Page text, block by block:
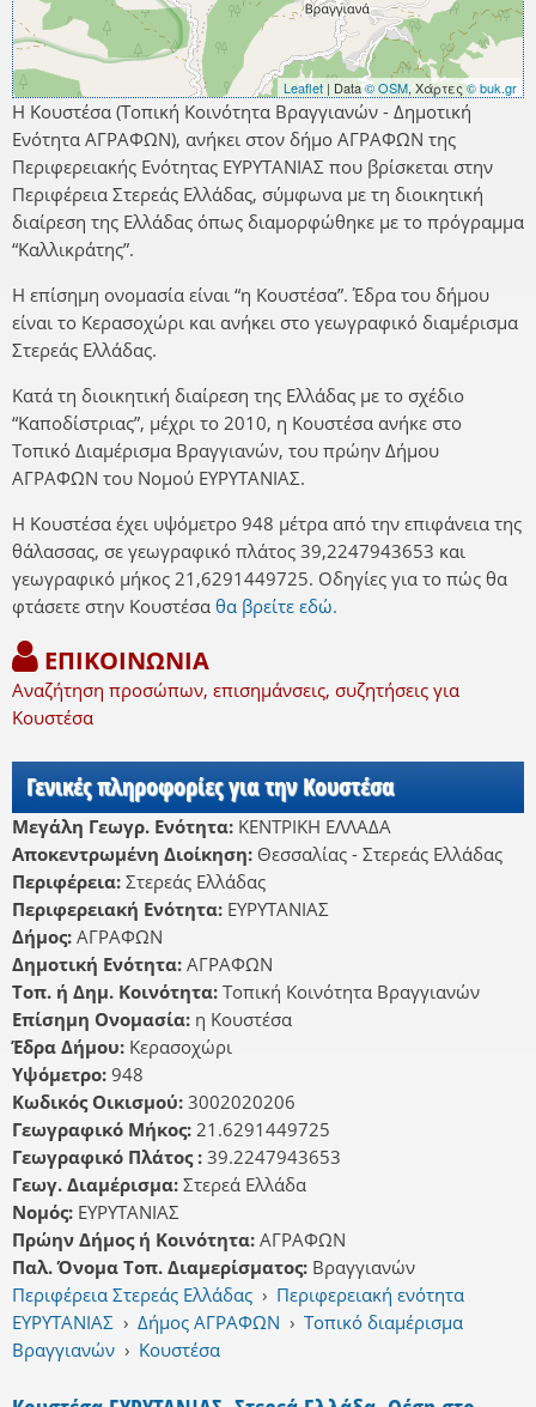
Leaflet | Data© OSM, Χάρτες© buk.gr
Η Κουστέσα (Τοπική Κοινότητα Βραγγιανών - Δημοτική
Ενότητα ΑΓΡΑΦΩΝ), ανήκει στον δήμο ΑΓΡΑΦΩΝ της
Περιφερειακής Ενότητας ΕΥΡΥΤΑΝΙΑΣ που βρίσκεται στην
Περιφέρεια Στερεάς Ελλάδας, σύμφωνα με τη διοικητική
διαίρεση της Ελλάδας όπως διαμορφώθηκε με το πρόγραμμα
“Καλλικράτης”.
Η επίσημη ονομασία είναι “η Κουστέσα”. Έδρα του δήμου
είναι το Κερασοχώρι και ανήκει στο γεωγραφικό διαμέρισμα
Στερεάς Ελλάδας.
Κατά τη διοικητική διαίρεση της Ελλάδας με το σχέδιο
“Καποδίστριας”, μέχρι το 2010, η Κουστέσα ανήκε στο
Τοπικό Διαμέρισμα Βραγγιανών, του πρώην Δήμου
ΑΓΡΑΦΩΝ του Νομού ΕΥΡΥΤΑΝΙΑΣ.
Η Κουστέσα έχει υψόμετρο 948 μέτρα από την επιφάνεια της
θάλασσας, σε γεωγραφικό πλάτος 39,2247943653 και
γεωγραφικό μήκος 21,6291449725. Οδηγίες για το πώς θα
φτάσετε στην Κουστέσα θα βρείτε εδώ.
ΕΠΙΚΟΙΝΩΝΙΑ
Αναζήτηση προσώπων, επισημάνσεις, συζητήσεις για
Κουστέσα
Γενικές πληροφορίες για την Κουστέσα
Μεγάλη Γεωγρ. Ενότητα: ΚΕΝΤΡΙΚΗ ΕΛΛΑΔΑ
Αποκεντρωμένη Διοίκηση: Θεσσαλίας - Στερεάς Ελλάδας
Περιφέρεια: Στερεάς Ελλάδας
Περιφερειακή Ενότητα: ΕΥΡΥΤΑΝΙΑΣ
Δήμος: ΑΓΡΑΦΩΝ
Δημοτική Ενότητα: ΑΓΡΑΦΩΝ
Τοπ. ή Δημ. Κοινότητα: Τοπική Κοινότητα Βραγγιανών
Επίσημη Ονομασία: η Κουστέσα
Έδρα Δήμου: Κερασοχώρι
Υψόμετρο: 948
Κωδικός Οικισμού: 3002020206
Γεωγραφικό Μήκος: 21.6291449725
Γεωγραφικό Πλάτος : 39.2247943653
Γεωγ. Διαμέρισμα: Στερεά Ελλάδα
Νομός: ΕΥΡΥΤΑΝΙΑΣ
Πρώην Δήμος ή Κοινότητα: ΑΓΡΑΦΩΝ
Παλ. Όνομα Τοπ. Διαμερίσματος: Βραγγιανών
Περιφέρεια Στερεάς Ελλάδας › Περιφερειακή ενότητα
ΕΥΡΥΤΑΝΙΑΣ › Δήμος ΑΓΡΑΦΩΝ › Τοπικό διαμέρισμα
Βραγγιανών › Κουστέσα